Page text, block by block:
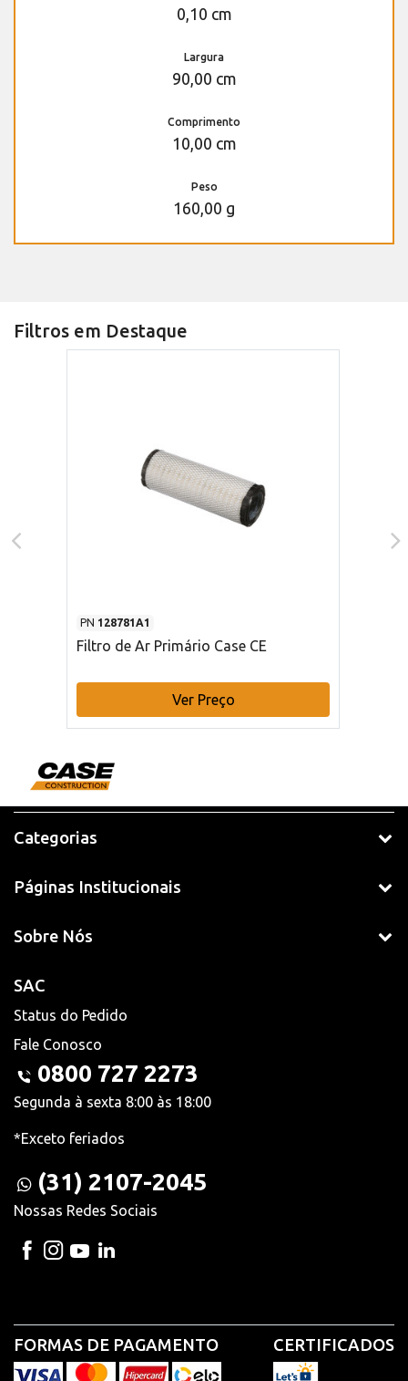
0,10 cm
Largura
90,00 cm
Comprimento
10,00 cm
Peso
160,00 g
Filtros em Destaque
PN 128781A1
Filtro de Ar Primário Case CE
Ver Preço
Categorias
Páginas Institucionais
Sobre Nós
SAC
Status do Pedido
Fale Conosco
0800 727 2273
Segunda à sexta 8:00 às 18:00
*Exceto feriados
(31) 2107-2045
Nossas Redes Sociais
FORMAS DE PAGAMENTO CERTIFICADOS